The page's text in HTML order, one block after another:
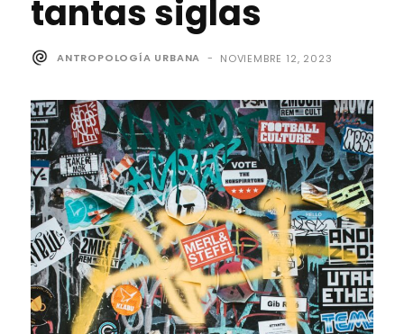
tantas siglas
ANTROPOLOGÍA URBANA - NOVIEMBRE 12, 2023